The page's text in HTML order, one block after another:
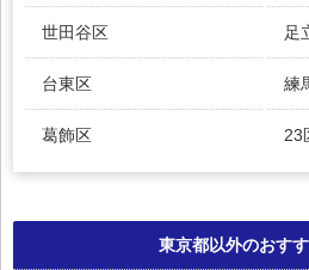
世田谷区 足
台東区 練
葛飾区 23
東京都以外のおす